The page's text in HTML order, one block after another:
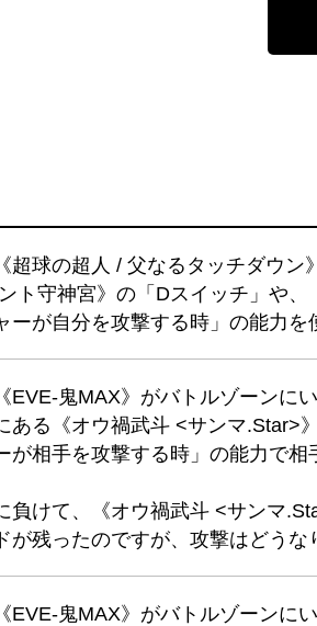
超球の超人 / 父なるタッチダウン
ト守神宮》の「Dスイッチ」や
ーが自分を攻撃する時」の能力を
EVE-鬼MAX》がバトルゾーンに
ある《オウ禍武斗 <サンマ.Star>
が相手を攻撃する時」の能力で相
負けて、《オウ禍武斗 <サンマ
が残ったのですが、攻撃はどうな
EVE-鬼MAX》がバトルゾーンに